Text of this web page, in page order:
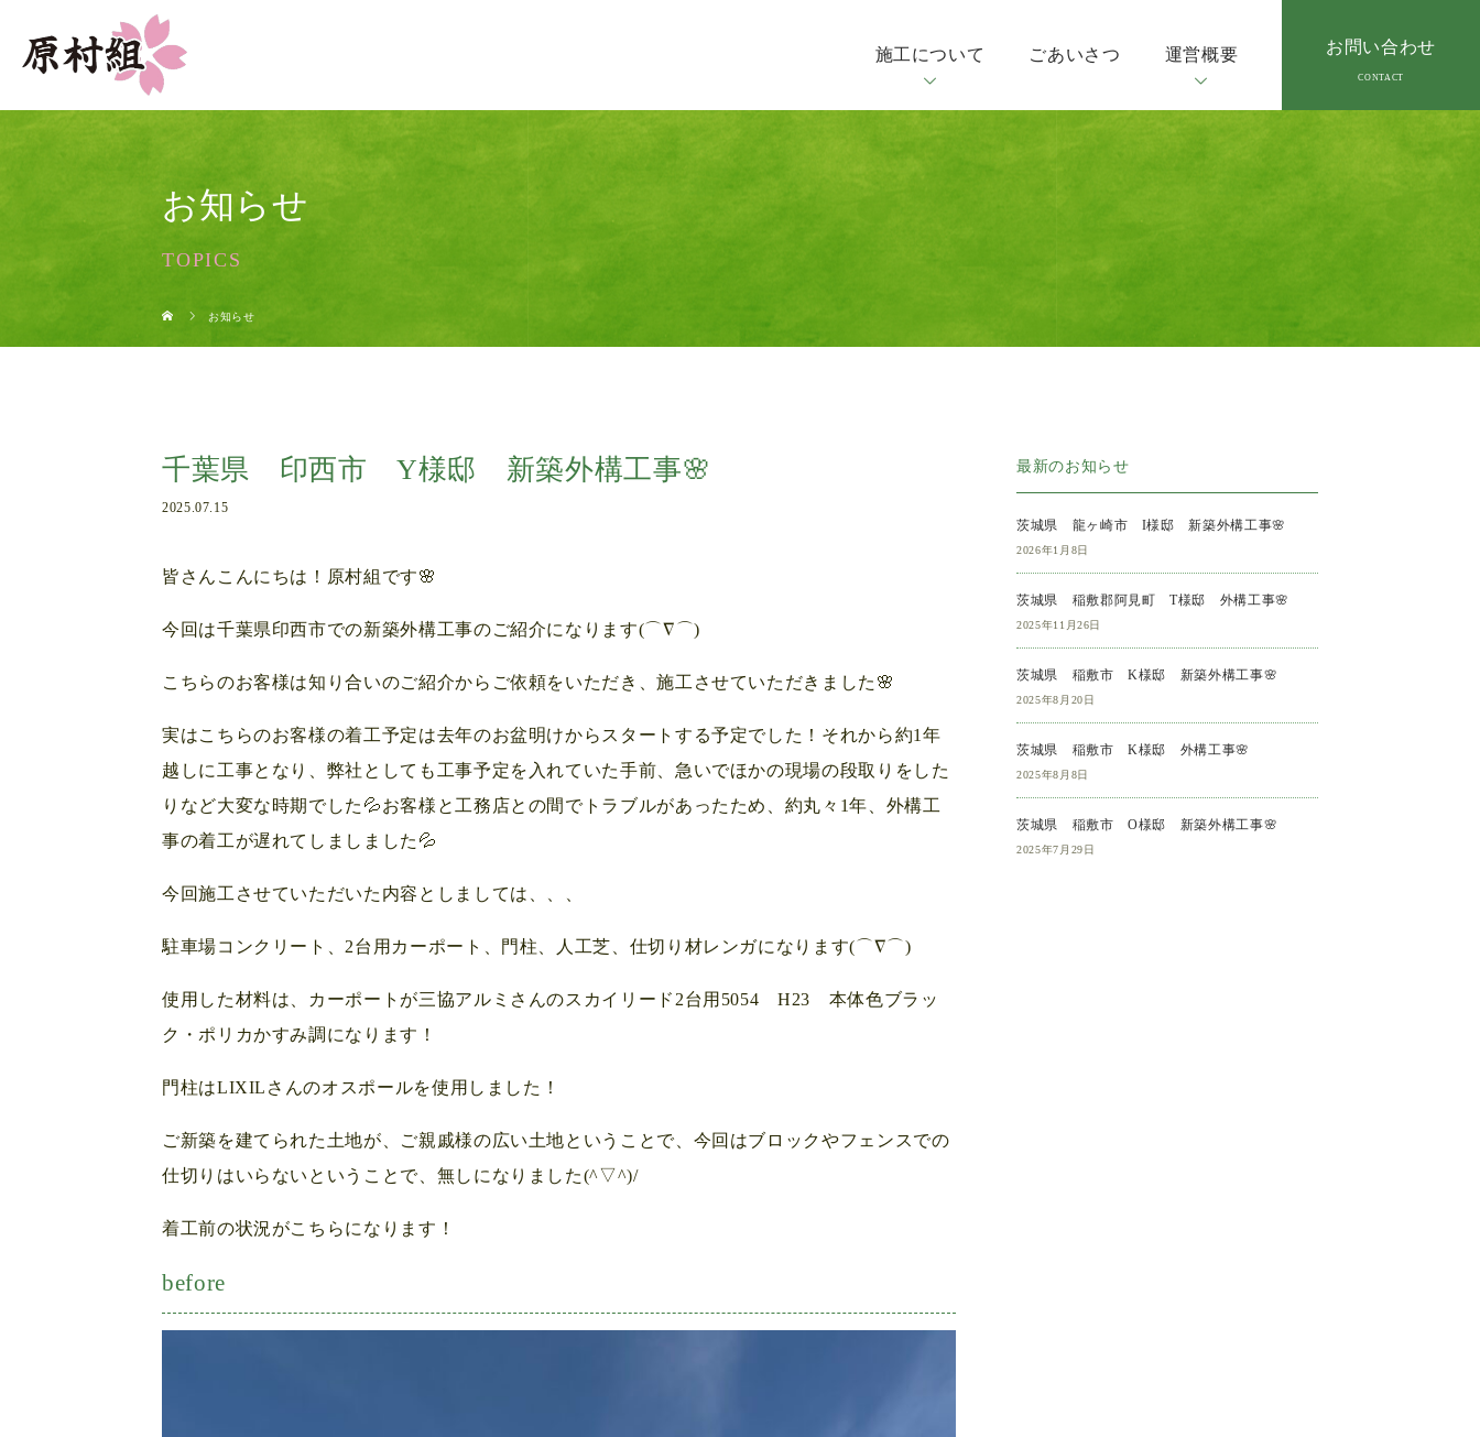
施工について ごあいさつ 運営概要 お問い合わせ
お知らせ
TOPICS
お知らせ
千葉県 印西市 Y様邸 新築外構工事🌸
2025.07.15
皆さんこんにちは！原村組です🌸
今回は千葉県印西市での新築外構工事のご紹介になります(⌒∇⌒)
こちらのお客様は知り合いのご紹介からご依頼をいただき、施工させていただきました🌸
実はこちらのお客様の着工予定は去年のお盆明けからスタートする予定でした！それから約1年
越しに工事となり、弊社としても工事予定を入れていた手前、急いでほかの現場の段取りをした
りなど大変な時期でした💦お客様と工務店との間でトラブルがあったため、約丸々1年、外構工
事の着工が遅れてしましました💦
今回施工させていただいた内容としましては、、、
駐車場コンクリート、2台用カーポート、門柱、人工芝、仕切り材レンガになります(⌒∇⌒)
使用した材料は、カーポートが三協アルミさんのスカイリード2台用5054 H23 本体色ブラッ
ク・ポリカかすみ調になります！
門柱はLIXILさんのオスポールを使用しました！
ご新築を建てられた土地が、ご親戚様の広い土地ということで、今回はブロックやフェンスでの
仕切りはいらないということで、無しになりました(^▽^)/
着工前の状況がこちらになります！
before
最新のお知らせ
茨城県 龍ヶ崎市 I様邸 新築外構工事🌸
2026年1月8日
茨城県 稲敷郡阿見町 T様邸 外構工事🌸
2025年11月26日
茨城県 稲敷市 K様邸 新築外構工事🌸
2025年8月20日
茨城県 稲敷市 K様邸 外構工事🌸
2025年8月8日
茨城県 稲敷市 O様邸 新築外構工事🌸
2025年7月29日